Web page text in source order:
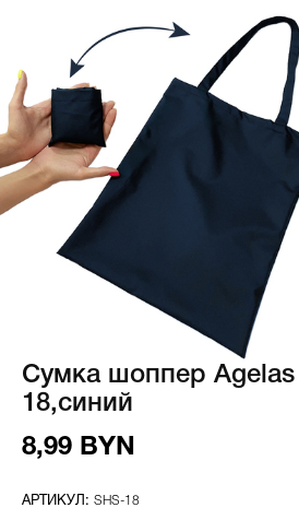
Сумка шоппер Agelas
18,синий
8,99 BYN
SHS-18